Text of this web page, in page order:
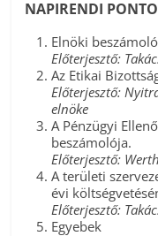
NAPIRENDI
Elnöki
Előterjesztő:
Az Etikai
Előterjesztő:
elnöke
A Pénzügyi
beszámolója.
Előterjesztő:
A területi
évi
Előterjesztő:
Egyebek